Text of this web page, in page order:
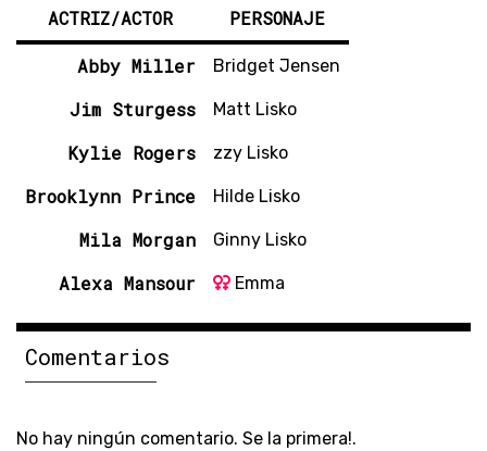
ACTRIZ/ACTOR PERSONAJE
Abby Miller Bridget Jensen
Jim Sturgess Matt Lisko
Kylie Rogers zzy Lisko
Brooklynn Prince Hilde Lisko
Mila Morgan Ginny Lisko
Alexa Mansour Emma
Comentarios
No hay ningún comentario. Se la primera!.